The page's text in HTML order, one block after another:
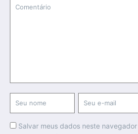
Salvar meus dados neste